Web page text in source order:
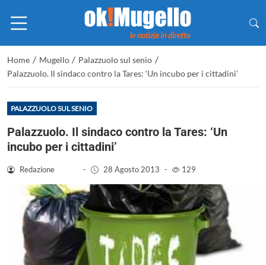
Home / Mugello / Palazzuolo sul senio /
Palazzuolo. Il sindaco contro la Tares: ‘Un incubo per i cittadini’
PALAZZUOLO SUL SENIO
Palazzuolo. Il sindaco contro la Tares: ‘Un
incubo per i cittadini’
Redazione - 28 Agosto 2013 - 129